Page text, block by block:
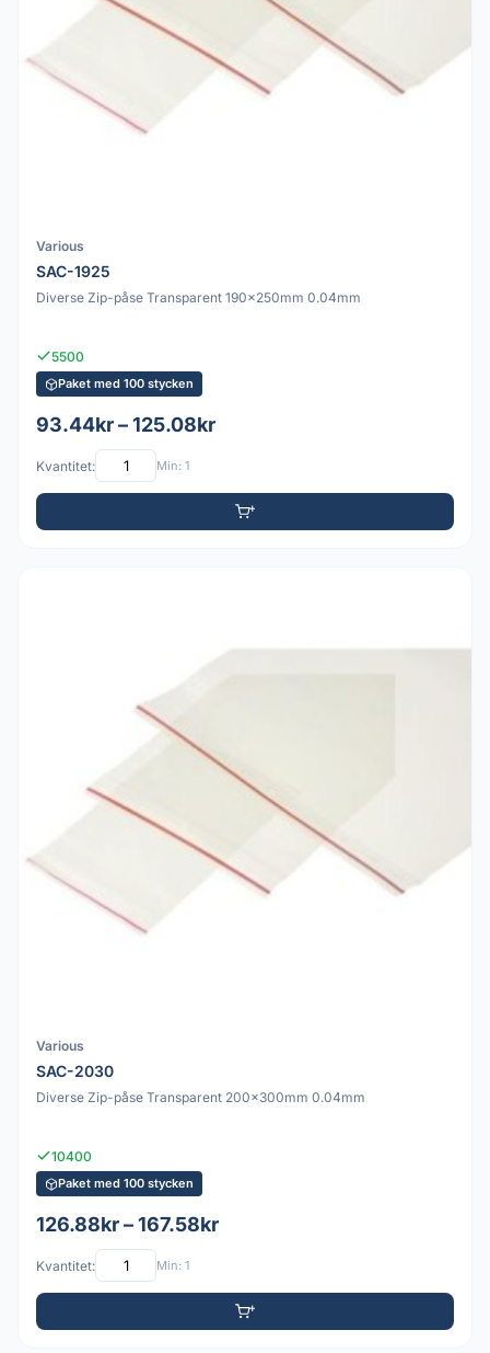
Various
SAC-1925
Diverse Zip-påse Transparent 190x250mm 0.04mm
5500
Paket med 100 stycken
93.44kr – 125.08kr
Kvantitet: Min: 1
Various
SAC-2030
Diverse Zip-påse Transparent 200x300mm 0.04mm
10400
Paket med 100 stycken
126.88kr – 167.58kr
Kvantitet: Min: 1